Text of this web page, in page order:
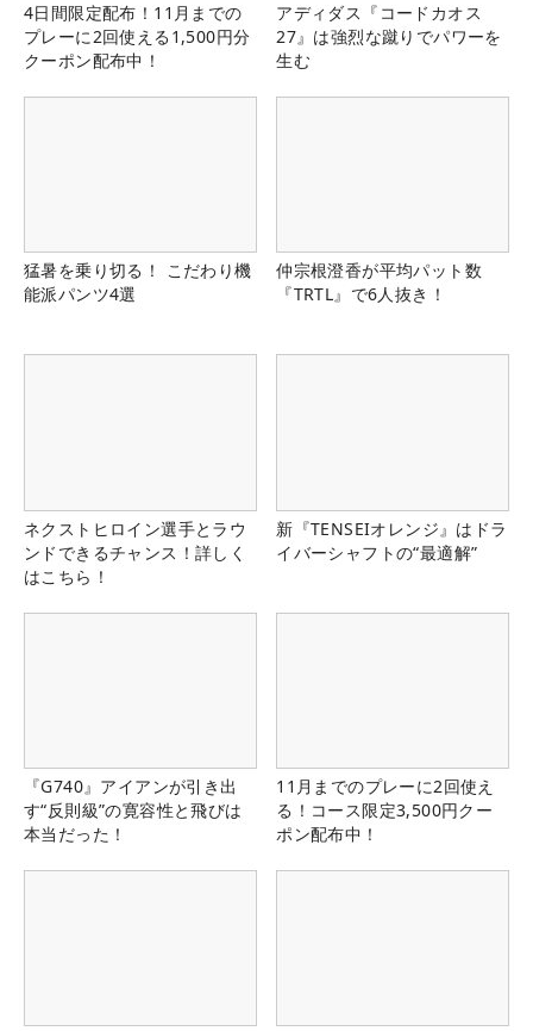
4日間限定配布！11月までの
プレーに2回使える1,500円分
クーポン配布中！
アディダス『コードカオス
27』は強烈な蹴りでパワーを
生む
猛暑を乗り切る！ こだわり機
能派パンツ4選
仲宗根澄香が平均パット数
『TRTL』で6人抜き！
ネクストヒロイン選手とラウ
ンドできるチャンス！詳しく
はこちら！
新『TENSEIオレンジ』はドラ
イバーシャフトの“最適解”
『G740』アイアンが引き出
す“反則級”の寛容性と飛びは
本当だった！
11月までのプレーに2回使え
る！コース限定3,500円クー
ポン配布中！